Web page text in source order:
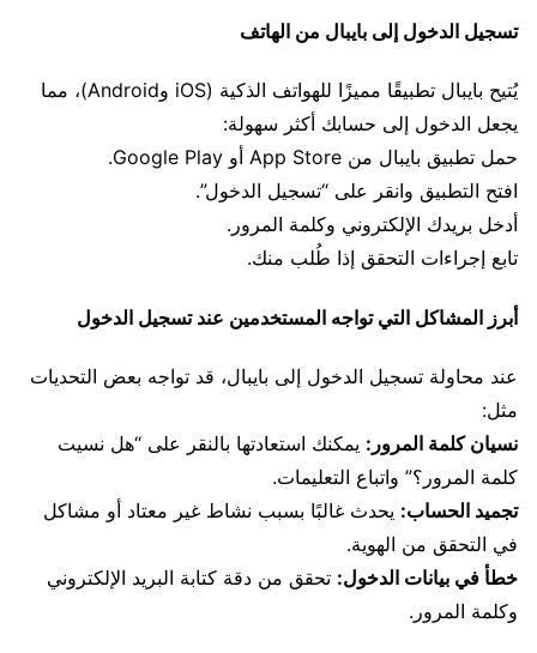
تسجيل الدخول إلى بايبال من الهاتف
يُتيح بايبال تطبيقًا مميزًا للهواتف الذكية (iOS وAndroid)، مما
يجعل الدخول إلى حسابك أكثر سهولة:
حمل تطبيق بايبال من App Store أو Google Play.
افتح التطبيق وانقر على “تسجيل الدخول”.
أدخل بريدك الإلكتروني وكلمة المرور.
تابع إجراءات التحقق إذا طُلب منك.
أبرز المشاكل التي تواجه المستخدمين عند تسجيل الدخول
عند محاولة تسجيل الدخول إلى بايبال، قد تواجه بعض التحديات
مثل:
نسيان كلمة المرور: يمكنك استعادتها بالنقر على “هل نسيت
كلمة المرور؟” واتباع التعليمات.
تجميد الحساب: يحدث غالبًا بسبب نشاط غير معتاد أو مشاكل
في التحقق من الهوية.
خطأ في بيانات الدخول: تحقق من دقة كتابة البريد الإلكتروني
وكلمة المرور.